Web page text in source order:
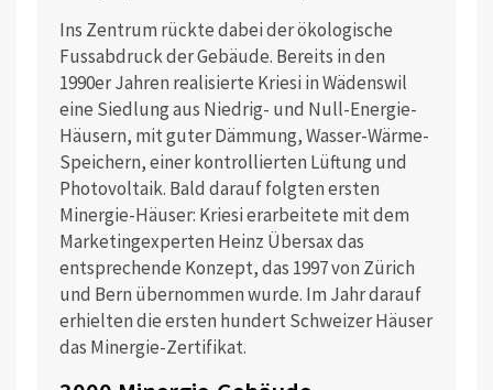
Ins Zentrum rückte dabei der ökologische
Fussabdruck der Gebäude. Bereits in den
1990er Jahren realisierte Kriesi in Wädenswil
eine Siedlung aus Niedrig- und Null-Energie-
Häusern, mit guter Dämmung, Wasser-Wärme-
Speichern, einer kontrollierten Lüftung und
Photovoltaik. Bald darauf folgten ersten
Minergie-Häuser: Kriesi erarbeitete mit dem
Marketingexperten Heinz Übersax das
entsprechende Konzept, das 1997 von Zürich
und Bern übernommen wurde. Im Jahr darauf
erhielten die ersten hundert Schweizer Häuser
das Minergie-Zertifikat.